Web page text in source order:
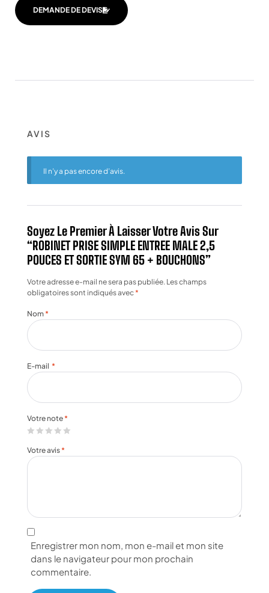
DEMANDE DE DEVIS
AVIS
Il n’y a pas encore d’avis.
Soyez Le Premier À Laisser Votre Avis Sur
“ROBINET PRISE SIMPLE ENTREE MALE 2,5
POUCES ET SORTIE SYM 65 + BOUCHONS”
Votre adresse e-mail ne sera pas publiée. Les champs
obligatoires sont indiqués avec*
Votre note *
Votre avis *
Nom *
E-mail *
Enregistrer mon nom, mon e-mail et mon site
dans le navigateur pour mon prochain
commentaire.